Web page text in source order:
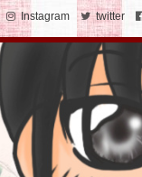
Instagram twitter